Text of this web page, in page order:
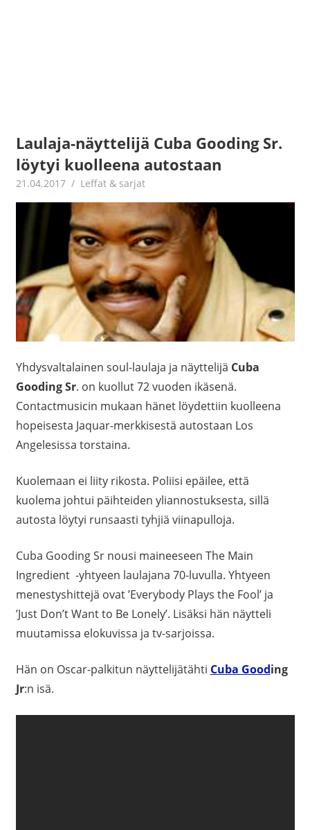
Laulaja-näyttelijä Cuba Gooding Sr.
löytyi kuolleena autostaan
21.04.2017 Jouni Hirn
Leffat & sarjat
Yhdysvaltalainen soul-laulaja ja näyttelijä Cuba
Gooding Sr. on kuollut 72 vuoden ikäsenä.
Contactmusicin mukaan hänet löydettiin kuolleena
hopeisesta Jaquar-merkkisestä autostaan Los
Angelesissa torstaina.
Kuolemaan ei liity rikosta. Poliisi epäilee, että
kuolema johtui päihteiden yliannostuksesta, sillä
autosta löytyi runsaasti tyhjiä viinapulloja.
Cuba Gooding Sr nousi maineeseen The Main
Ingredient -yhtyeen laulajana 70-luvulla. Yhtyeen
menestyshittejä ovat ’Everybody Plays the Fool’ ja
’Just Don’t Want to Be Lonely’. Lisäksi hän näytteli
muutamissa elokuvissa ja tv-sarjoissa.
Hän on Oscar-palkitun näyttelijätähti Cuba Gooding
Jr:n isä.